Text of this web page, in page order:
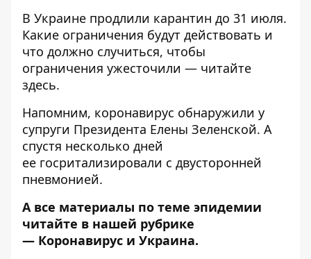
В Украине продлили карантин до 31 июля.
Какие ограничения будут действовать и
что должно случиться, чтобы
ограничения ужесточили — читайте
здесь.
Напомним, коронавирус обнаружили у
супруги Президента Елены Зеленской. А
спустя несколько дней
ее госритализировали с двусторонней
пневмонией.
А все материалы по теме эпидемии
читайте в нашей рубрике
— Коронавирус и Украина.